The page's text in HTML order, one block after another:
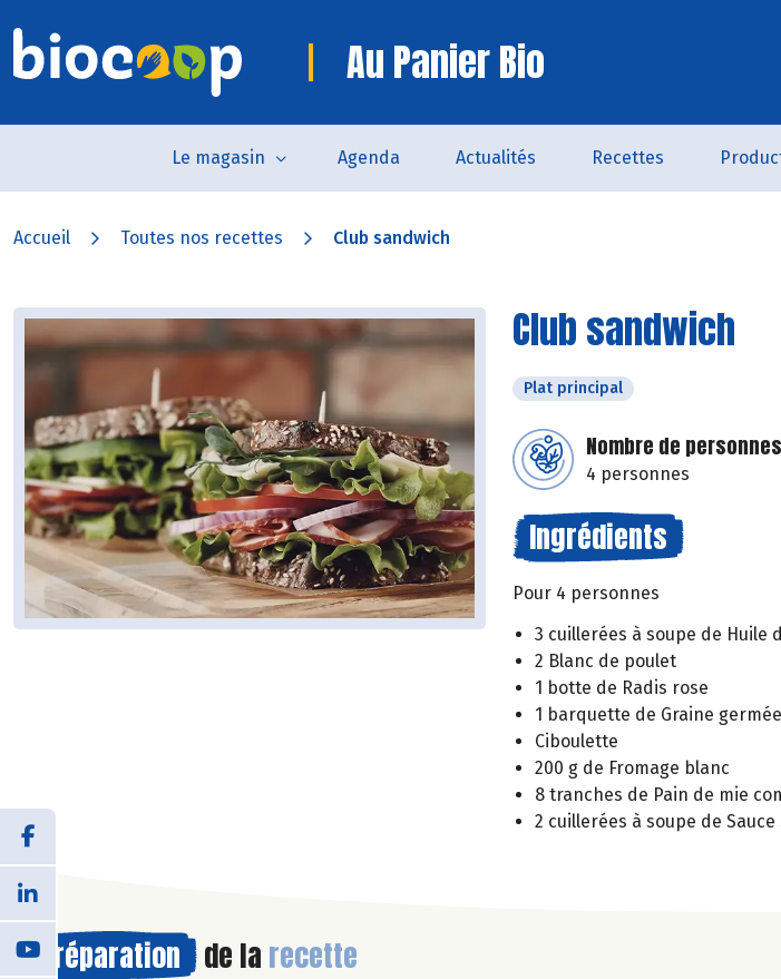
Au Panier Bio
Le magasin Agenda Actualités Recettes
Accueil Toutes nos recettes Club sandwich
Club sandwich
Plat principal
Nombre de personnes
4 personnes
Ingrédients
Pour 4 personnes
3 cuillerées à soupe de Huile
2 Blanc de poulet
1 botte de Radis rose
1 barquette de Graine germée
Ciboulette
200 g de Fromage blanc
8 tranches de Pain de mie
2 cuillerées à soupe de Sauce
Préparation de la recette